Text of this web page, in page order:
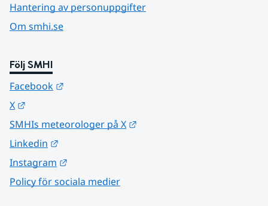
Hantering av personuppgifter
Om smhi.se
Följ SMHI
Facebook
X
SMHIs meteorologer på X
Linkedin
Instagram
Policy för sociala medier